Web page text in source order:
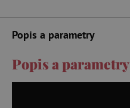
Popis a parametry
Popis a parametry